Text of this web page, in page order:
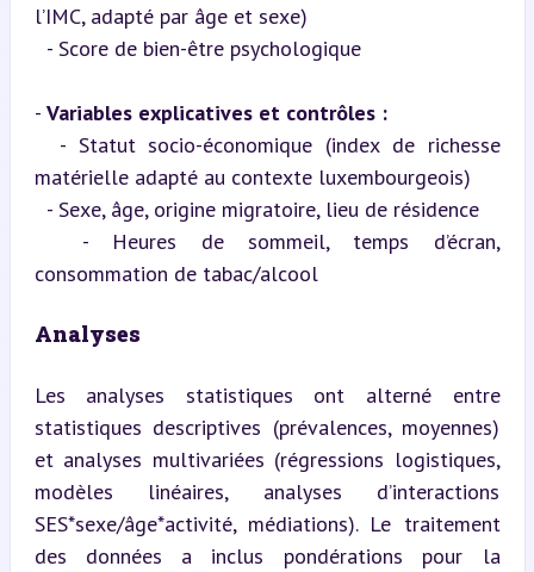
l’IMC, adapté par âge et sexe)
  - Score de bien-être psychologique
- Variables explicatives et contrôles :
matérielle adapté au contexte luxembourgeois)
consommation de tabac/alcool
Analyses
Les analyses statistiques ont alterné entre
statistiques descriptives (prévalences, moyennes)
et analyses multivariées (régressions logistiques,
modèles linéaires, analyses d’interactions
SES*sexe/âge*activité, médiations). Le traitement
des données a inclus pondérations pour la